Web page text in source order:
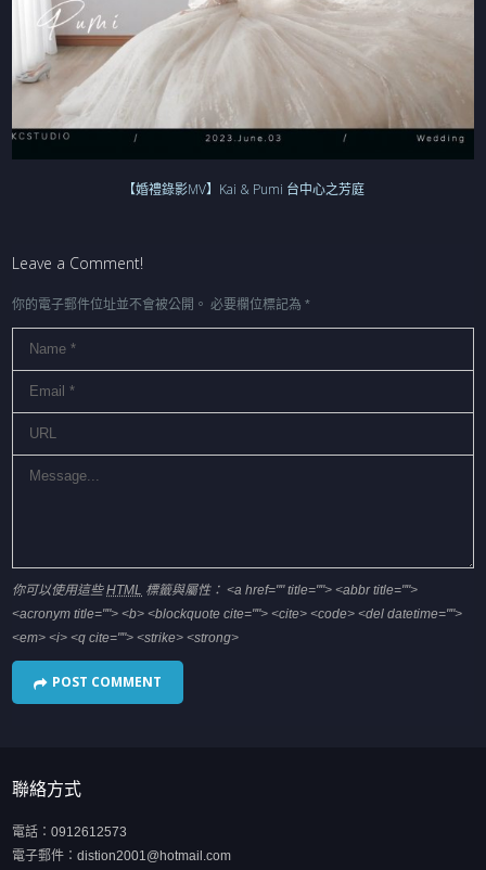
【婚禮錄影MV】Kai & Pumi 台中心之芳庭
Leave a Comment!
你的電子郵件位址並不會被公開。 必要欄位標記為*
你可以使用這些HTML 標籤與屬性：<a href="" title=""> <abbr title="">
<acronym title=""> <b> <blockquote cite=""> <cite> <code> <del datetime="">
<em> <i> <q cite=""> <strike> <strong>
聯絡方式
電話：0912612573
電子郵件：distion2001@hotmail.com